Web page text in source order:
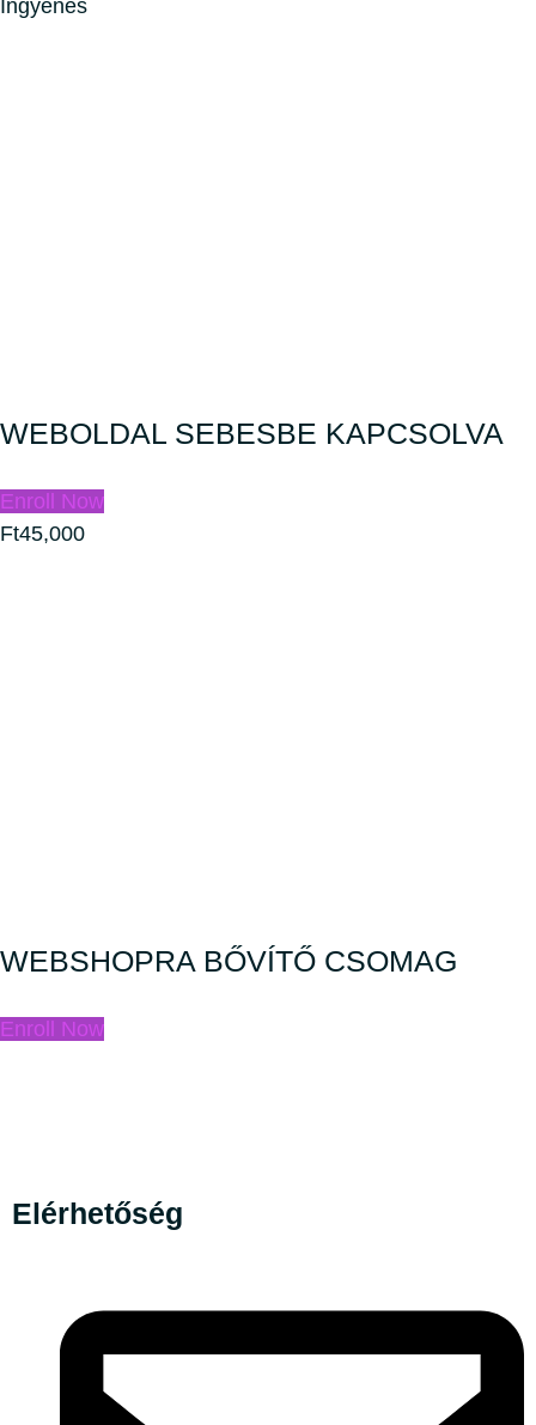
Ingyenes
WEBOLDAL SEBESBE KAPCSOLVA
Enroll Now
Ft45,000
WEBSHOPRA BŐVÍTŐ CSOMAG
Enroll Now
Elérhetőség